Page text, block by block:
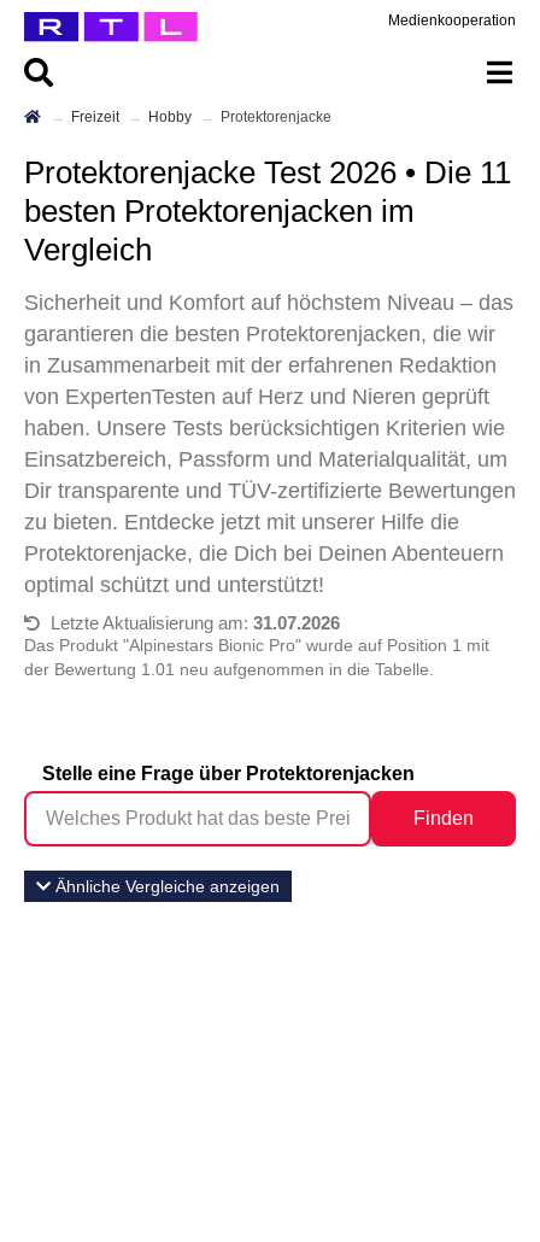
Medienkooperation
Freizeit Hobby Protektorenjacke
Protektorenjacke Test 2026 • Die 11
besten Protektorenjacken im
Vergleich
Sicherheit und Komfort auf höchstem Niveau – das
garantieren die besten Protektorenjacken, die wir
in Zusammenarbeit mit der erfahrenen Redaktion
von ExpertenTesten auf Herz und Nieren geprüft
haben. Unsere Tests berücksichtigen Kriterien wie
Einsatzbereich, Passform und Materialqualität, um
Dir transparente und TÜV-zertifizierte Bewertungen
zu bieten. Entdecke jetzt mit unserer Hilfe die
Protektorenjacke, die Dich bei Deinen Abenteuern
optimal schützt und unterstützt!
Letzte Aktualisierung am: 31.07.2026
Das Produkt "Alpinestars Bionic Pro" wurde auf Position 1 mit
der Bewertung 1.01 neu aufgenommen in die Tabelle.
Stelle eine Frage über Protektorenjacken
Finden
Ähnliche Vergleiche anzeigen